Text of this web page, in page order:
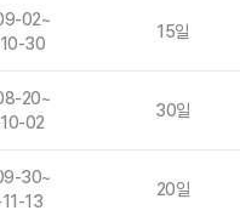
02~
30
15일
20~
02
30일
30~
13
20일